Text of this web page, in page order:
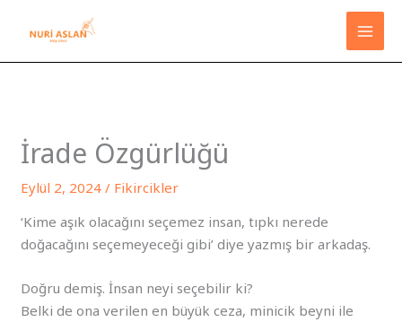
İrade Özgürlüğü
Eylül 2, 2024/ Fikircikler
‘Kime aşık olacağını seçemez insan, tıpkı nerede
doğacağını seçemeyeceği gibi’ diye yazmış bir arkadaş.
Doğru demiş. İnsan neyi seçebilir ki?
Belki de ona verilen en büyük ceza, minicik beyni ile